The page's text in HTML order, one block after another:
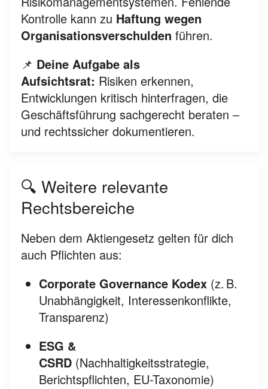
Kontrolle kann zu Haftung wegen
Organisationsverschulden führen.
📌 Deine Aufgabe als
Aufsichtsrat: Risiken erkennen,
Entwicklungen kritisch hinterfragen, die
Geschäftsführung sachgerecht beraten –
und rechtssicher dokumentieren.
🔍 Weitere relevante
Rechtsbereiche
Neben dem Aktiengesetz gelten für dich
auch Pflichten aus:
Corporate Governance Kodex (z. B.
Unabhängigkeit, Interessenkonflikte,
Transparenz)
ESG &
CSRD (Nachhaltigkeitsstrategie,
Berichtspflichten, EU-Taxonomie)